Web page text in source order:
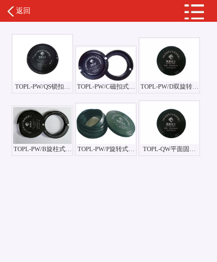
返回
TOPL-PW/QS锁扣式
口
TOPL-PW/C磁扣式全
TOPL-PW/D双旋转全
TOPL-PW/B旋柱式全
TOPL-PW/P旋转式全
TOPL-QW平面固定